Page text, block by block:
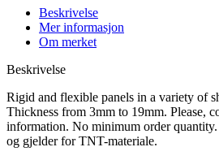
Beskrivelse
Mer informasjon
Om merket
Beskrivelse
Rigid and flexible panels in a variety of
Thickness from 3mm to 19mm. Please,
information. No minimum order quantity.
og gjelder for TNT-materiale.